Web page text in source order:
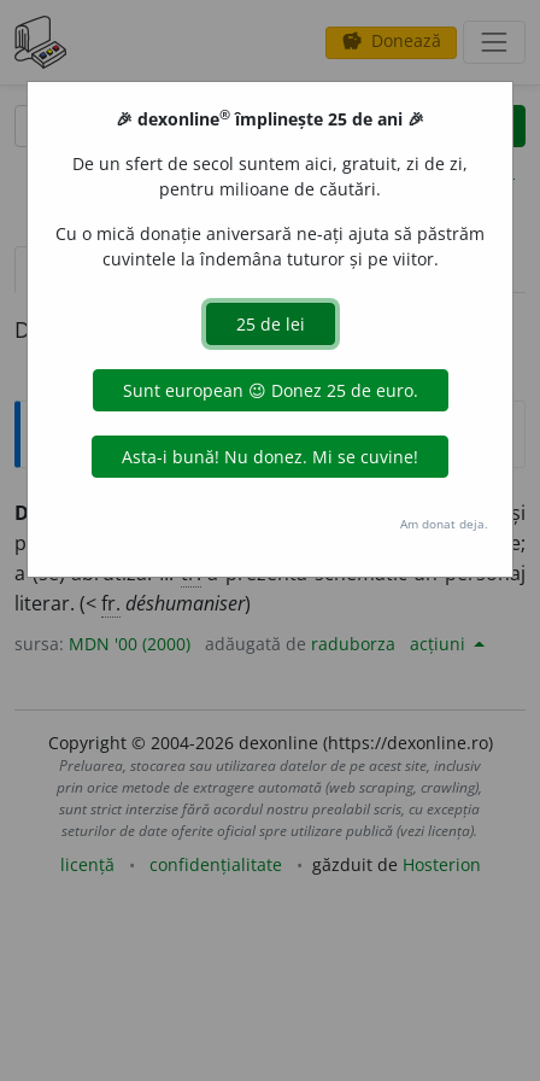
savings Donează
clear
opțiuni
definiții (1) pronunțievolume_up (1)
Definiția cu ID-ul 460203:
Explicative DEX
DEZUMANIZ
a face (pe cineva) să-și
piardă, a-și pierde caracterele sau sentimentele umane;
a (se) abrutiza. II.tr.a prezenta schematic un personaj
literar. (<fr. déshumaniser)
sursa: MDN '00 (2000) adăugată de raduborza acțiuni
Copyright © 2004-2026 dexonline (https://dexonline.ro)
Preluarea, stocarea sau utilizarea datelor de pe acest site, inclusiv
prin orice metode de extragere automată (web scraping, crawling),
sunt strict interzise fără acordul nostru prealabil scris, cu excepția
seturilor de date oferite oficial spre utilizare publică (vezi licența).
licență confidențialitate găzduit de Hosterion
🎉 dexonline® împlinește 25 de ani 🎉
De un sfert de secol suntem aici, gratuit, zi de zi,
pentru milioane de căutări.
Cu o mică donație aniversară ne-ați ajuta să păstrăm
cuvintele la îndemâna tuturor și pe viitor.
Am donat deja.